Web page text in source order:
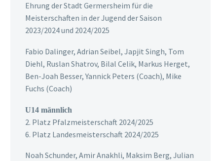
Ehrung der Stadt Germersheim für die
Meisterschaften in der Jugend der Saison
2023/2024 und 2024/2025
Fabio Dalinger, Adrian Seibel, Japjit Singh, Tom
Diehl, Ruslan Shatrov, Bilal Celik, Markus Herget,
Ben-Joah Besser, Yannick Peters (Coach), Mike
Fuchs (Coach)
U14 männlich
2. Platz Pfalzmeisterschaft 2024/2025
6. Platz Landesmeisterschaft 2024/2025
Noah Schunder, Amir Anakhli, Maksim Berg, Julian